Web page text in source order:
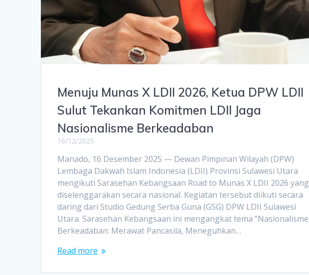
Menuju Munas X LDII 2026, Ketua DPW LDII
Sulut Tekankan Komitmen LDII Jaga
Nasionalisme Berkeadaban
16/12/2025
Manado, 16 Desember 2025 — Dewan Pimpinan Wilayah (DPW)
Lembaga Dakwah Islam Indonesia (LDII) Provinsi Sulawesi Utara
mengikuti Sarasehan Kebangsaan Road to Munas X LDII 2026 yang
diselenggarakan secara nasional. Kegiatan tersebut diikuti secara
daring dari Studio Gedung Serba Guna (GSG) DPW LDII Sulawesi
Utara. Sarasehan Kebangsaan ini mengangkat tema “Nasionalisme
Berkeadaban: Merawat Pancasila, Meneguhkan…
Read more